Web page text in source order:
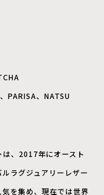
PARISA、NATSU
、2017年にオースト
ラグジュアリーレザー
を集め、現在では世界